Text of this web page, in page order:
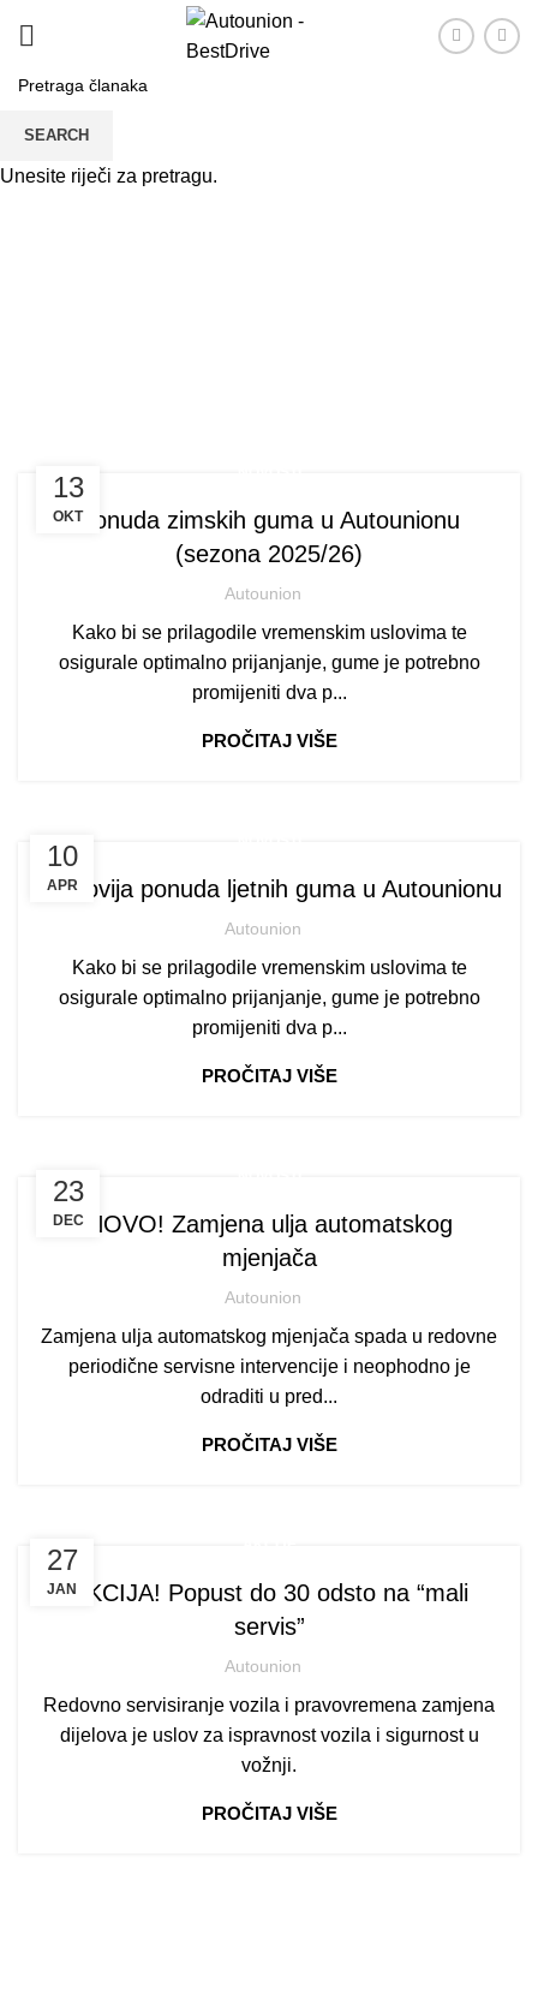
13
OKTPonuda zimskih guma u Autounionu
(sezona 2025/26)
Autounion
Kako bi se prilagodile vremenskim uslovima te
osigurale optimalno prijanjanje, gume je potrebno
promijeniti dva p...
PROČITAJ VIŠE
10
APR
Najnovija ponuda ljetnih guma u Autounionu
Autounion
Kako bi se prilagodile vremenskim uslovima te
osigurale optimalno prijanjanje, gume je potrebno
promijeniti dva p...
PROČITAJ VIŠE
23
DEC
NOVO! Zamjena ulja automatskog
mjenjača
Autounion
Zamjena ulja automatskog mjenjača spada u redovne
periodične servisne intervencije i neophodno je
odraditi u pred...
PROČITAJ VIŠE
27
JANAKCIJA! Popust do 30 odsto na “mali
servis”
Autounion
Redovno servisiranje vozila i pravovremena zamjena
dijelova je uslov za ispravnost vozila i sigurnost u
vožnji.
PROČITAJ VIŠE
SEARCH
Unesite riječi za pretragu.